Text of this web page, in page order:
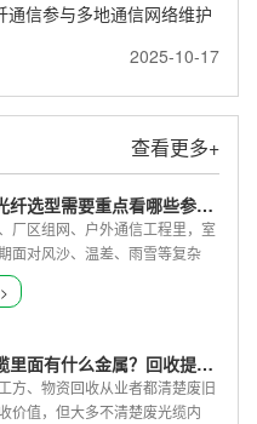
信参与多地通信网络维护
2025-10-17
查看更多+
天水室外光纤选型需要重点看哪些参数？
厂区组网、户外通信工程里，室
面对风沙、温差、雨雪等复杂
天水废光缆里面有什么金属？回收提炼原理讲解！
方、物资回收从业者都清楚废旧
价值，但大多不清楚废光缆内